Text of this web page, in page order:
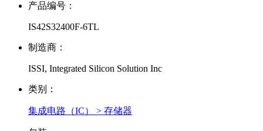
产品编号：
IS42S32400F-6TL
制造商：
ISSI, Integrated Silicon Solution Inc
类别：
集成电路（IC） > 存储器